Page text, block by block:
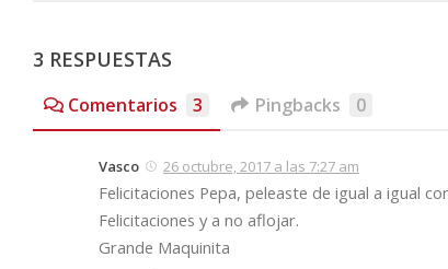
3 RESPUESTAS
Comentarios 3 Pingbacks 0
Vasco 26 octubre, 2017 a las 7:27 am
Felicitaciones Pepa, peleaste de igual a igual
Felicitaciones y a no aflojar.
Grande Maquinita